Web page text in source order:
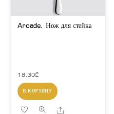
Arcade. Нож для стейка
18,30₾
В КОРЗИНУ
Share